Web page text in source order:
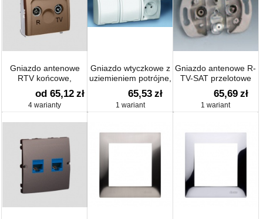
Gniazdo antenowe
RTV końcowe,
separowane (moduł)
od 65,12 zł
4 warianty
Gniazdo wtyczkowe z
uziemieniem potrójne,
z przesłonami torów
prądowych, klapka
biała
65,53 zł
1 wariant
Gniazdo antenowe R-
TV-SAT przelotowe
65,69 zł
1 wariant